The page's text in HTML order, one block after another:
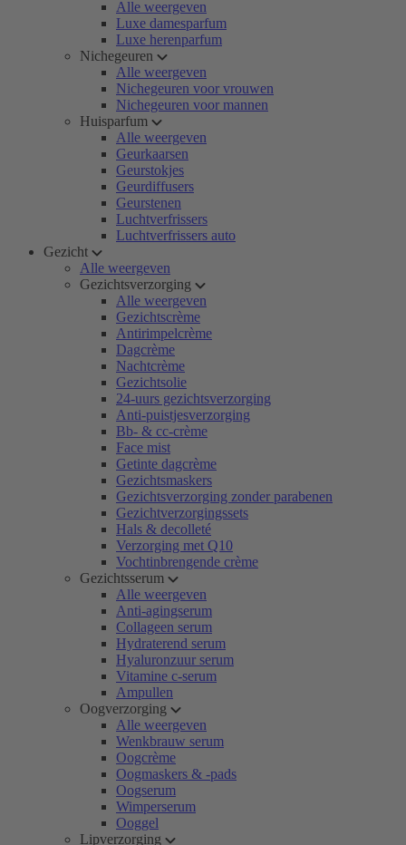
Alle weergeven
Luxe damesparfum
Luxe herenparfum
Nichegeuren
Alle weergeven
Nichegeuren voor vrouwen
Nichegeuren voor mannen
Huisparfum
Alle weergeven
Geurkaarsen
Geurstokjes
Geurdiffusers
Geurstenen
Luchtverfrissers
Luchtverfrissers auto
Gezicht
Alle weergeven
Gezichtsverzorging
Alle weergeven
Gezichtscrème
Antirimpelcrème
Dagcrème
Nachtcrème
Gezichtsolie
24-uurs gezichtsverzorging
Anti-puistjesverzorging
Bb- & cc-crème
Face mist
Getinte dagcrème
Gezichtsmaskers
Gezichtsverzorging zonder parabenen
Gezichtverzorgingssets
Hals & decolleté
Verzorging met Q10
Vochtinbrengende crème
Gezichtsserum
Alle weergeven
Anti-agingserum
Collageen serum
Hydraterend serum
Hyaluronzuur serum
Vitamine c-serum
Ampullen
Oogverzorging
Alle weergeven
Wenkbrauw serum
Oogcrème
Oogmaskers & -pads
Oogserum
Wimperserum
Ooggel
Lipverzorging